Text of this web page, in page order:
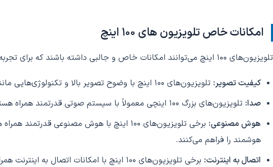
امکانات خاص تلویزیون های 100 اینچ
تلویزیون‌های 100 اینچ می‌توانند امکانات خاص و جالبی داشته باشند که برای تجربه بیننده بسیار جذاب باشد. به عنوان مثال:
کیفیت تصویر: تلویزیون‌های 100 اینچ با وضوح تصویر بالا و تکنولوژی‌هایی مانند HDR و Dolby Vision می‌توانند تصاویر فوق العاده با جزئیات بیشتر و رنگ‌های دقیق تری را نشان دهند.
صدا: تلویزیون‌های بزرگ 100 اینچی معمولاً با سیستم صوتی قدرتمند همراه هستند که باعث بهبود تجربه صوتی بیننده می‌شود.
هوش مصنوعی:
برخی تلویزیون‌های 100 اینچ با هوش
هوشمند را فراهم می‌کنند.
اتصال به اینترنت: برخی تلویزیون‌های 100 اینچ با امکانات اتصال به اینترنت همراه هستند که به کاربران امکاناتی مانند استریمینگ و پخش محتوای آنلاین را فراهم می‌کنند.